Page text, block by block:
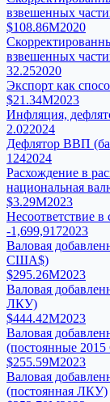
взвешенных
$108.86M2020
взвешенных
32.252020
Экспорт как
$21.34M2023
Инфляция,
2.022024
Дефлятор ВВП
1242024
Расхождение в
национальная
$3.29M2023
Несоответствие
-1,699,9172023
Валовая
США$)
$295.26M2023
Валовая
ЛКУ)
$444.42M2023
Валовая
(постоянные
$255.59M2023
Валовая
(постоянная ЛКУ)